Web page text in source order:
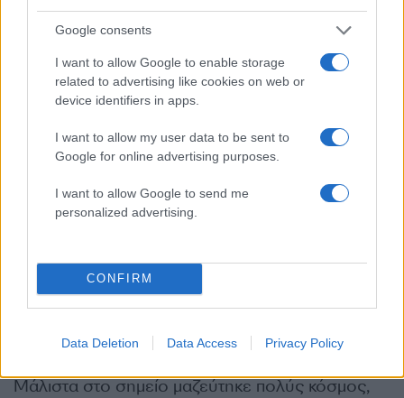
Google consents
I want to allow Google to enable storage
related to advertising like cookies on web or
device identifiers in apps.
I want to allow my user data to be sent to
Google for online advertising purposes.
I want to allow Google to send me
personalized advertising.
CONFIRM
Data Deletion Data Access Privacy Policy
Μάλιστα στο σημείο μαζεύτηκε πολύς κόσμος,